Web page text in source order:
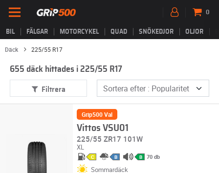
BIL FÄLGAR MOTORCYKEL QUAD SNÖKEDJOR OLJOR
0
Däck 225/55 R17
655 däck hittades i 225/55 R17
Filtrera
Grip500 Val
Vittos VSU01
225/55 ZR17 101W
XL
C B B 70 db
Sommardäck